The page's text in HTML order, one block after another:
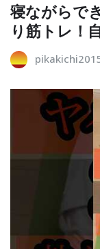
寝ながらで
り筋トレ！